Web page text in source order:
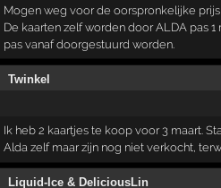
Mogen weg voor de oorspronkelijke prijs
De kaarten zelf worden door ALDA pas
pas vanaf doorgestuurd worden.
Twinkel
Ik heb 2 kaartjes te koop voor 3 maart.
Alda zelf maar zijn nog niet verkocht,
Liquid-Ice & DeliciousLin